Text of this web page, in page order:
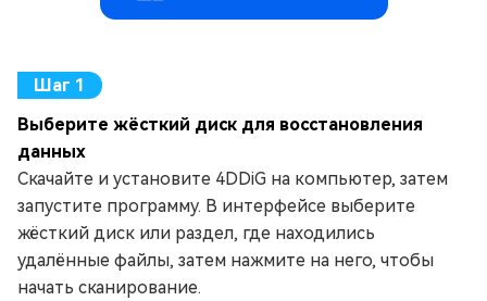
Выберите жёсткий диск для восстановления
данных
Скачайте и установите 4DDiG на компьютер, затем
запустите программу. В интерфейсе выберите
жёсткий диск или раздел, где находились
удалённые файлы, затем нажмите на него, чтобы
начать сканирование.